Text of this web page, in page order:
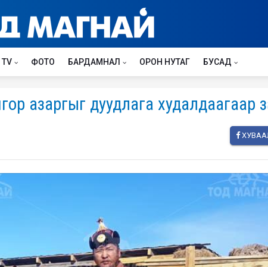
TV ФОТО БАРДАМНАЛ ОРОН НУТАГ БУСАД
азаргыг дуудлага худалдаагаар